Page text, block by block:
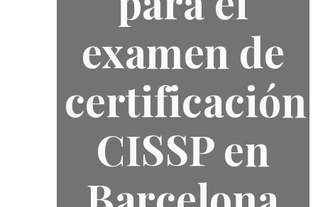
examen de
certificación
CISSP en